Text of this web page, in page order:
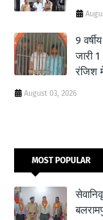
9
जारी
रंजिश
August 03, 2026
MOST POPULAR